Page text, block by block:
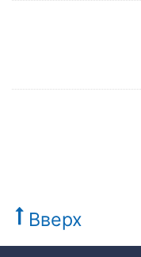
Вверх